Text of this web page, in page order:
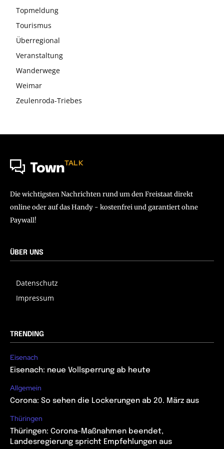
Topmeldung
Tourismus
Überregional
Veranstaltung
Wanderwege
Weimar
Zeulenroda-Triebes
TownTALK
Die wichtigsten Nachrichten rund um den Freistaat direkt
online oder auf das Handy - kostenfrei und garantiert ohne
Paywall!
ÜBER UNS
Datenschutz
Impressum
TRENDING
Eisenach
Eisenach: neue Vollsperrung ab heute
Allgemein
Corona: So sehen die Lockerungen ab 20. März aus
Thüringen
Thüringen: Corona-Maßnahmen beendet,
Landesregierung spricht Empfehlungen aus